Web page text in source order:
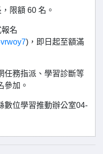
限額 60 名。
名
)，即日起至額滿
任務指派、學習診斷等
參加。
數位學習推動辦公室04-